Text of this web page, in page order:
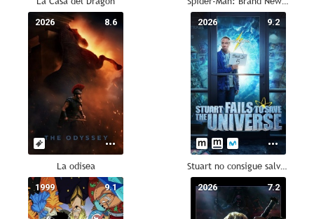
8.6
2026
La odisea
9.2
2026
Stuart no consigue salvar el universo
9.1
1999 7.2
2026